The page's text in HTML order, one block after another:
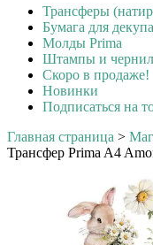
Трансферы
Бумага для
Молды Prima
Штампы и
Скоро в продаже!
Новинки
Подписаться на
Главная страница >
Трансфер Prima A4